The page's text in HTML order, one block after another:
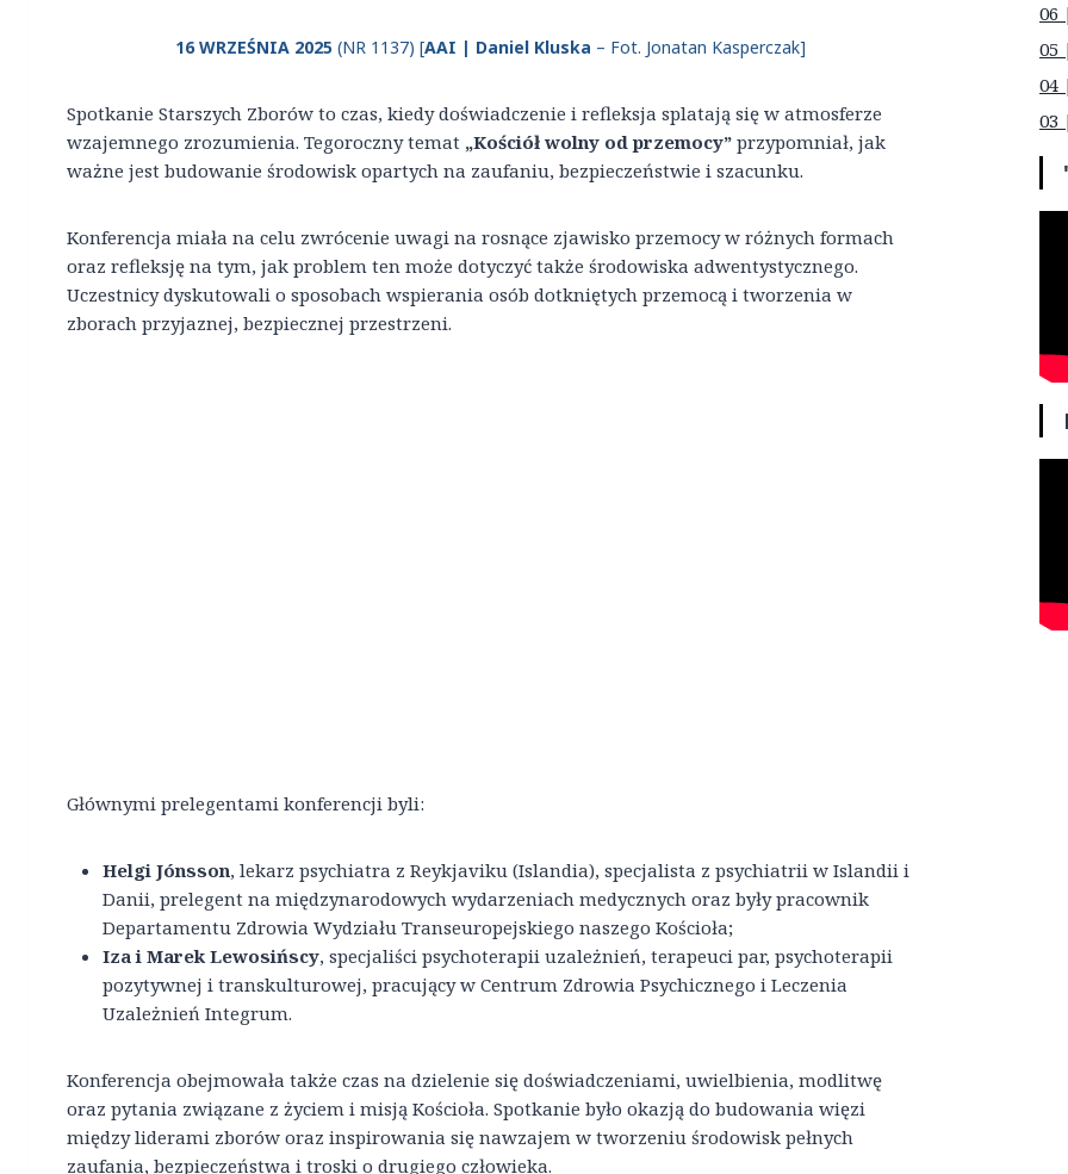
16 WRZEŚNIA 2025 (NR 1137) [AAI | Daniel Kluska – Fot. Jonatan Kasperczak]
Spotkanie Starszych Zborów to czas, kiedy doświadczenie i refleksja splatają się w atmosferze
wzajemnego zrozumienia. Tegoroczny temat „Kościół wolny od przemocy” przypomniał, jak
ważne jest budowanie środowisk opartych na zaufaniu, bezpieczeństwie i szacunku.
Konferencja miała na celu zwrócenie uwagi na rosnące zjawisko przemocy w różnych formach
oraz refleksję na tym, jak problem ten może dotyczyć także środowiska adwentystycznego.
Uczestnicy dyskutowali o sposobach wspierania osób dotkniętych przemocą i tworzenia w
zborach przyjaznej, bezpiecznej przestrzeni.
Głównymi prelegentami konferencji byli:
Helgi Jónsson, lekarz psychiatra z Reykjaviku (Islandia), specjalista z psychiatrii w Islandii i
Danii, prelegent na międzynarodowych wydarzeniach medycznych oraz były pracownik
Departamentu Zdrowia Wydziału Transeuropejskiego naszego Kościoła;
Iza i Marek Lewosińscy, specjaliści psychoterapii uzależnień, terapeuci par, psychoterapii
pozytywnej i transkulturowej, pracujący w Centrum Zdrowia Psychicznego i Leczenia
Uzależnień Integrum.
Konferencja obejmowała także czas na dzielenie się doświadczeniami, uwielbienia, modlitwę
oraz pytania związane z życiem i misją Kościoła. Spotkanie było okazją do budowania więzi
między liderami zborów oraz inspirowania się nawzajem w tworzeniu środowisk pełnych
zaufania, bezpieczeństwa i troski o drugiego człowieka.
06
05
04
03